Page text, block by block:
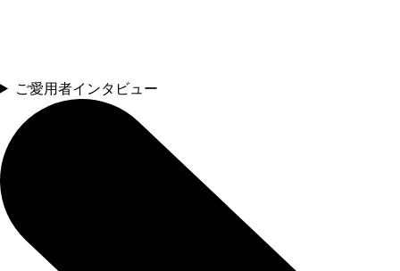
ご愛用者インタビュー